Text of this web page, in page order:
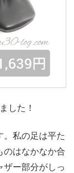
した！
。私の足は平た
のはなかなか合
ー部分がしっ